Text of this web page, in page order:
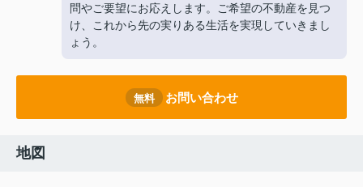
問やご要望にお応えします。ご希望の不動産を見つ
け、これから先の実りある生活を実現していきまし
ょう。
無料 お問い合わせ
地図